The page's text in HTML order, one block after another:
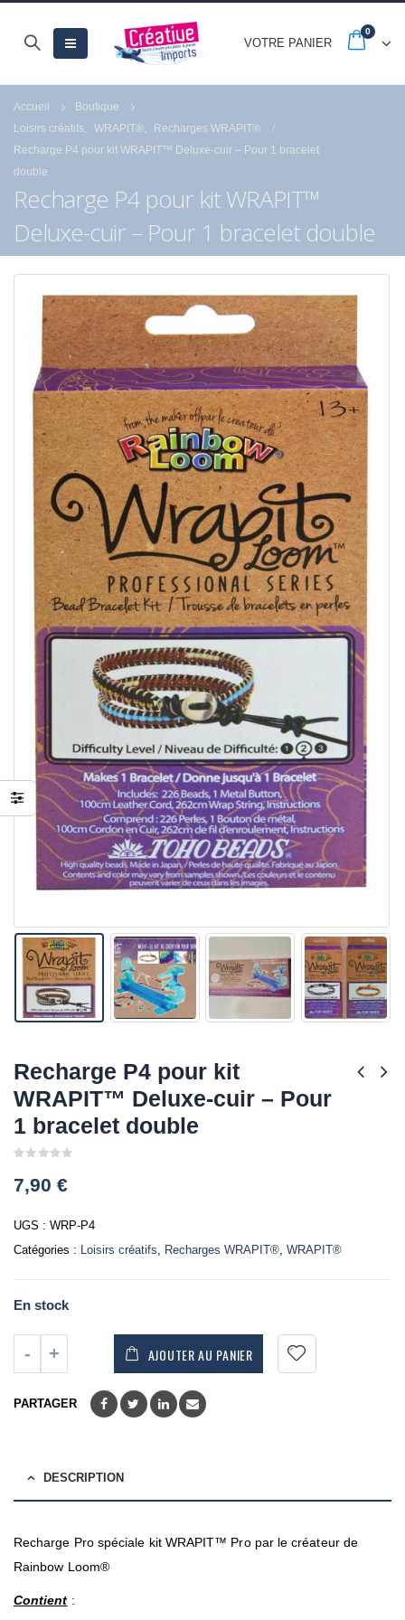
VOTRE PANIER
0
Accueil
Boutique
Loisirs créatifs
WRAPIT®
Recharges WRAPIT®
Recharge P4 pour kit WRAPIT™ Deluxe-cuir – Pour 1 bracelet
double
Recharge P4 pour kit WRAPIT™
Deluxe-cuir – Pour 1 bracelet double
Recharge P4 pour kit
WRAPIT™ Deluxe-cuir – Pour
1 bracelet double
out
of
7,90 €
UGS : WRP-P4
Catégories : Loisirs créatifs Recharges WRAPIT® WRAPIT®
En stock
AJOUTER AU PANIER
PARTAGER
DESCRIPTION
Recharge Pro spéciale kit WRAPIT™ Pro par le créateur de
Rainbow Loom®
Contient :